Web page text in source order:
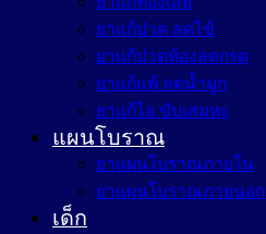
ยาแก้ปวด ลดไข้
ยาแก้ปวดท้องลดกรด
ยาแก้แพ้ ลดน้ำมูก
ยาแก้ไอ ขับเสมหะ
แผนโบราณ
ยาแผนโบราณภายใน
ยาแผนโบราณภายนอก
เด็ก